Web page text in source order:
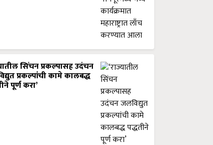
सिंचन प्रकल्पासह उदंचन
प्रकल्पांची कामे कालबद्ध
पूर्ण करा’